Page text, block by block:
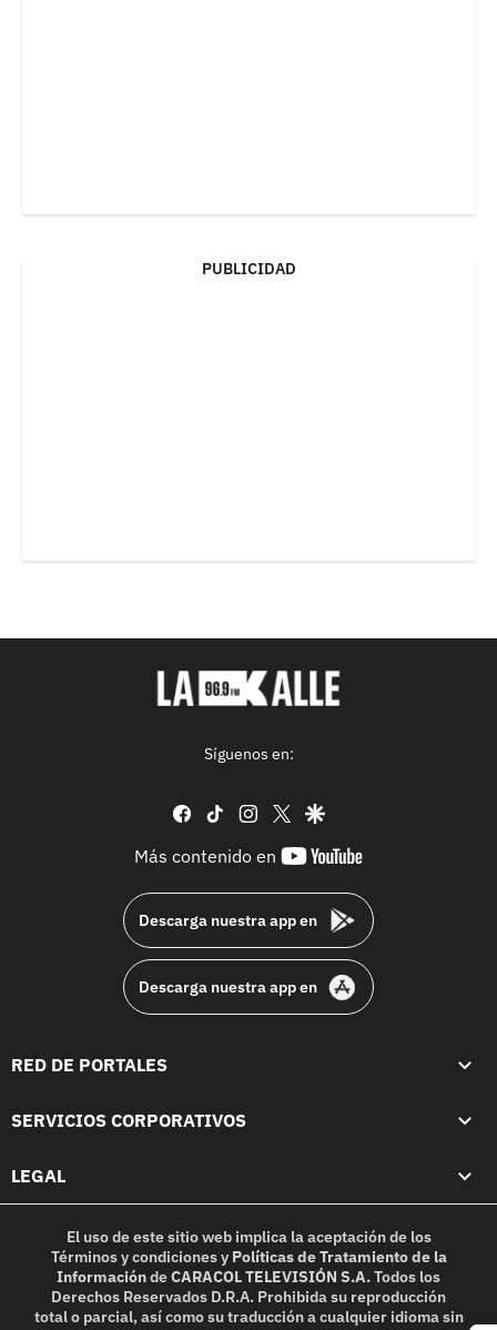
PUBLICIDAD
Síguenos en:
facebook
tiktok instagram
twittergoogle
Más contenido en
youtube-
Descarga nuestra app en
Descarga nuestra app en
RED DE PORTALES
SERVICIOS CORPORATIVOS
LEGAL
El uso de este sitio web implica la aceptación de los
Términos y condicionesy Políticas de Tratamiento de la
InformacióndeCARACOL TELEVISIÓN S.A.Todos los
Derechos Reservados D.R.A. Prohibida su reproducción
total o parcial, así como su traducción a cualquier idioma sin